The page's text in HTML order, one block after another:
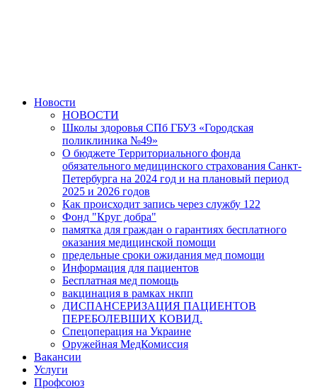
Новости
НОВОСТИ
Школы здоровья СПб ГБУЗ «Городская
поликлиника №49»
О бюджете Территориального фонда
обязательного медицинского страхования Санкт-
Петербурга на 2024 год и на плановый период
2025 и 2026 годов
Как происходит запись через службу 122
Фонд "Круг добра"
памятка для граждан о гарантиях бесплатного
оказания медицинской помощи
предельные сроки ожидания мед помощи
Информация для пациентов
Бесплатная мед помощь
вакцинация в рамках нкпп
ДИСПАНСЕРИЗАЦИЯ ПАЦИЕНТОВ
ПЕРЕБОЛЕВШИХ КОВИД.
Спецоперация на Украине
Оружейная МедКомиссия
Вакансии
Услуги
Профсоюз